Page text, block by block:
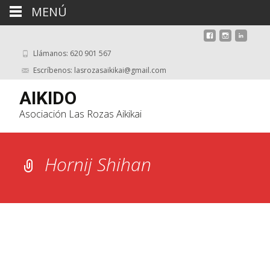
Llámanos: 620 901 567
Escríbenos: lasrozasaikikai@gmail.com
AIKIDO
Asociación Las Rozas Aikikai
Hornij Shihan
MENÚ